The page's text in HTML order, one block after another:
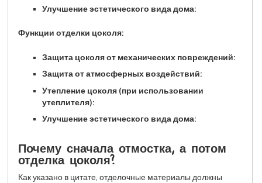
Улучшение эстетического вида дома:
Функции отделки цоколя:
Защита цоколя от механических повреждений:
Защита от атмосферных воздействий:
Утепление цоколя (при использовании
утеплителя):
Улучшение эстетического вида дома:
Почему сначала отмостка, а потом
отделка цоколя?
Как указано в цитате, отделочные материалы должны